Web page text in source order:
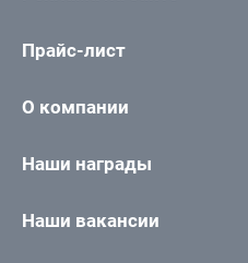
Прайс-лист
О компании
Наши награды
Наши вакансии